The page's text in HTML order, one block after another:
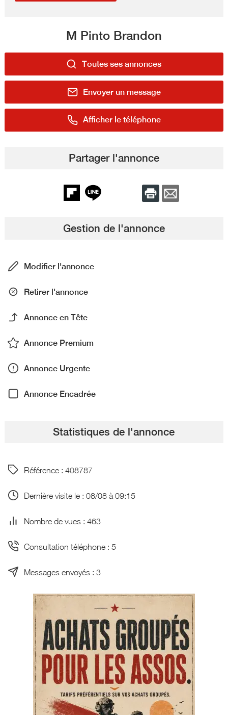
M Pinto Brandon
Toutes ses annonces
Envoyer un message
Afficher le téléphone
Partager l'annonce
Gestion de l'annonce
Modifier l'annonce
Retirer l'annonce
Annonce en Tête
Annonce Premium
Annonce Urgente
Annonce Encadrée
Statistiques de l'annonce
Référence : 408787
Dernière visite le : 08/08 à 09:15
Nombre de vues : 463
Consultation téléphone : 5
Messages envoyés : 3